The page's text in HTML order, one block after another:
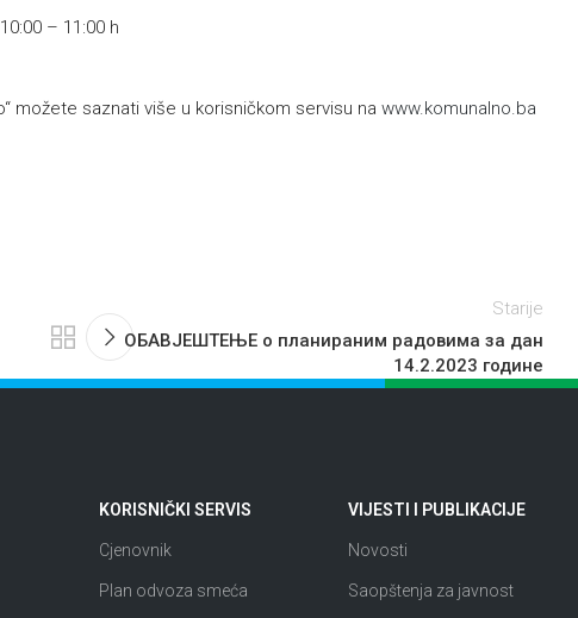
– 11:00 h
možete saznati više u korisničkom servisu na www.komunalno.ba
Starije
ОБАВЈЕШТЕЊЕ о планираним радовима за дан
14.2.2023 године
KORISNIČKI SERVIS
Cjenovnik
Plan odvoza smeća
VIJESTI I PUBLIKACIJE
Novosti
Saopštenja za javnost